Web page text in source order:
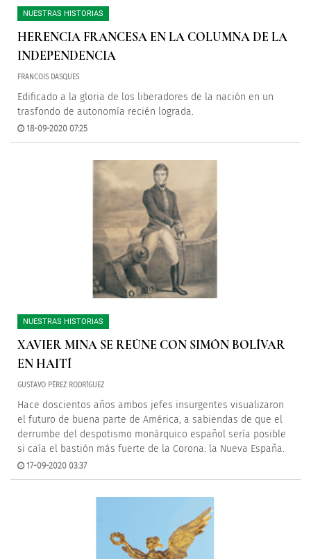
NUESTRAS HISTORIAS
HERENCIA FRANCESA EN LA COLUMNA DE LA
INDEPENDENCIA
FRANCOIS DASQUES
Edificado a la gloria de los liberadores de la nación en un
trasfondo de autonomía recién lograda.
18-09-2020 07:25
NUESTRAS HISTORIAS
XAVIER MINA SE REÚNE CON SIMÓN BOLÍVAR
EN HAITÍ
GUSTAVO PÉREZ RODRÍGUEZ
Hace doscientos años ambos jefes insurgentes visualizaron
el futuro de buena parte de América, a sabiendas de que el
derrumbe del despotismo monárquico español sería posible
si caía el bastión más fuerte de la Corona: la Nueva España.
17-09-2020 03:37